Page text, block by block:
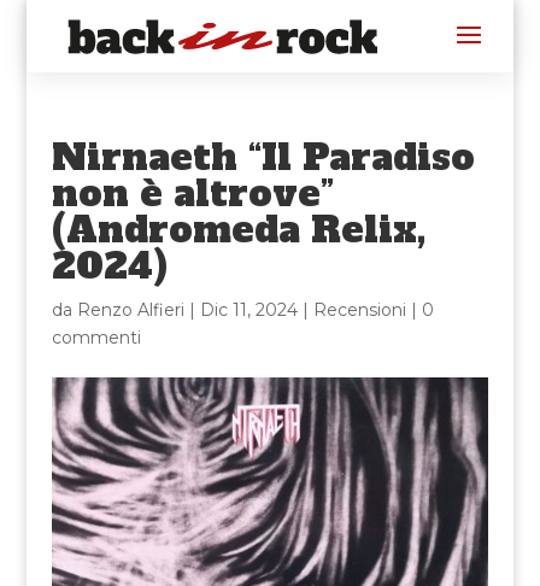
Nirnaeth “Il Paradiso
non è altrove”
(Andromeda Relix,
2024)
da Renzo Alfieri | Dic 11, 2024| Recensioni | 0
commenti